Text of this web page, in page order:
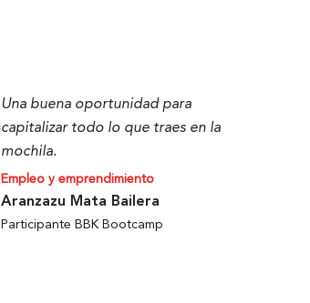
Una buena oportunidad para
capitalizar todo lo que traes en la
mochila.
Empleo y emprendimiento
Aranzazu Mata Bailera
Participante BBK Bootcamp